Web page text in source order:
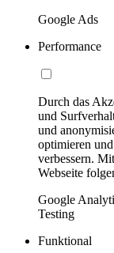
Google Ads
Performance
Durch das
und
und
optimieren
verbessern.
Webseite
Google
Testing
Funktional